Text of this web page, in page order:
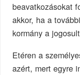
beavatkozásokat
akkor, ha a
kormány a
Etéren a
azért, mert egyre